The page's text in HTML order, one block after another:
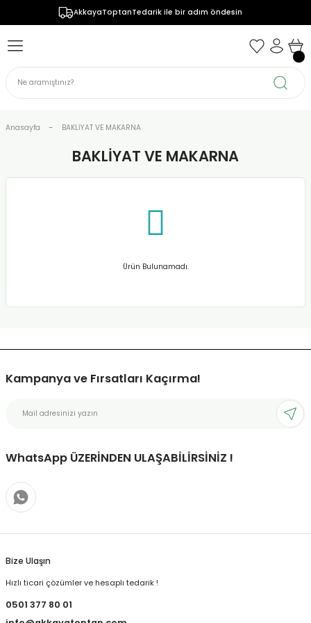
AkkayaToptanTedarik ile bir adım öndesin
Anasayfa BAKLİYAT VE MAKARNA
BAKLİYAT VE MAKARNA
Ürün Bulunamadı.
Kampanya ve Fırsatları Kaçırma!
WhatsApp ÜZERİNDEN ULAŞABİLİRSİNİZ !
Bize Ulaşın
Hızlı ticari çözümler ve hesaplı tedarik !
0501 377 80 01